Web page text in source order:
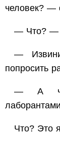
человек? —
— Что? —
—
попросить
— А
Что? Это